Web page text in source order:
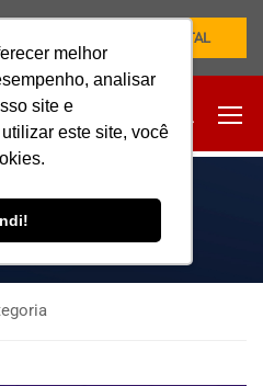
melhor
analisar
site e
este site, você
NOVO PORTAL